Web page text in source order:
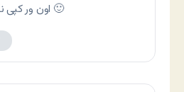
اون ور کپی نکن پسرم 🙂